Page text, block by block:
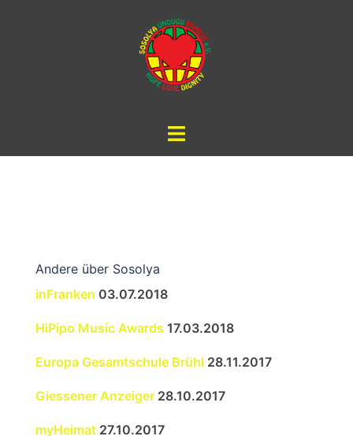
Andere über Sosolya
inFranken 03.07.2018
HiPipo Music Awards 17.03.2018
Europa Gesamtschule Brühl 28.11.2017
Giessener Anzeiger 28.10.2017
myHeimat 27.10.2017